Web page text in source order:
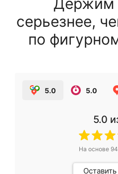
серьезнее,
по
5.0 5.0
5.0
На основе